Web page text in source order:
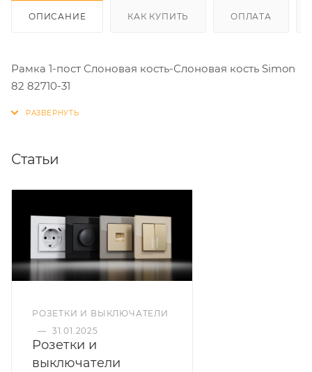
ОПИСАНИЕ КАК КУПИТЬ ОПЛАТА
Рамка 1-пост Слоновая кость-Слоновая кость Simon
82 82710-31
Статьи
РОЗЕТКИ И ВЫКЛЮЧАТЕЛИ
— 31.01.2025
Розетки и
выключатели